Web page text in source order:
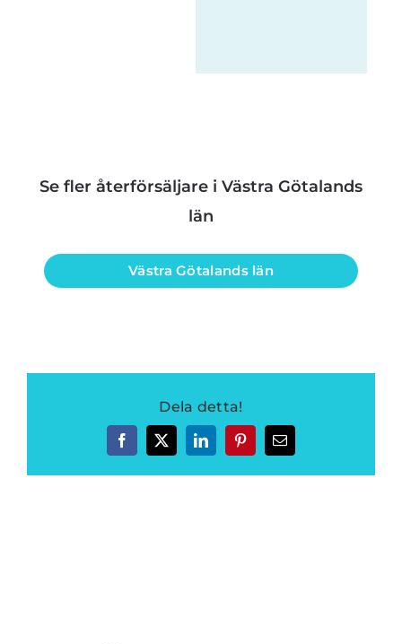
Se fler återförsäljare i Västra Götalands
län
Västra Götalands län
Dela detta!
FacebookTwitterLinkedInPinterest
E-
post